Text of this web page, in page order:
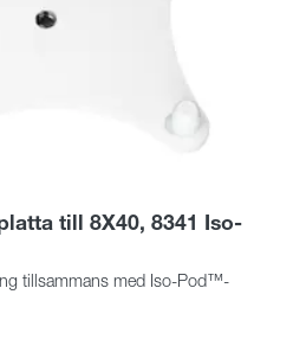
till 8X40, 8341 Iso-
tillsammans med Iso-Pod™-